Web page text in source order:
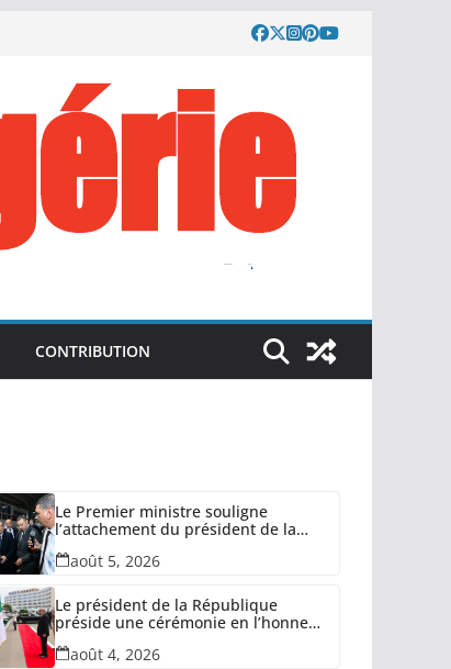
CONTRIBUTION
Le Premier ministre souligne
l’attachement du président de la
République à la relance des unités
industrielles confisquées dans le
détournés
août 5, 2026
Le président de la République
préside une cérémonie en l’honneur
des retraités de l’ANP, des familles
de martyrs du devoir national et
août 4, 2026